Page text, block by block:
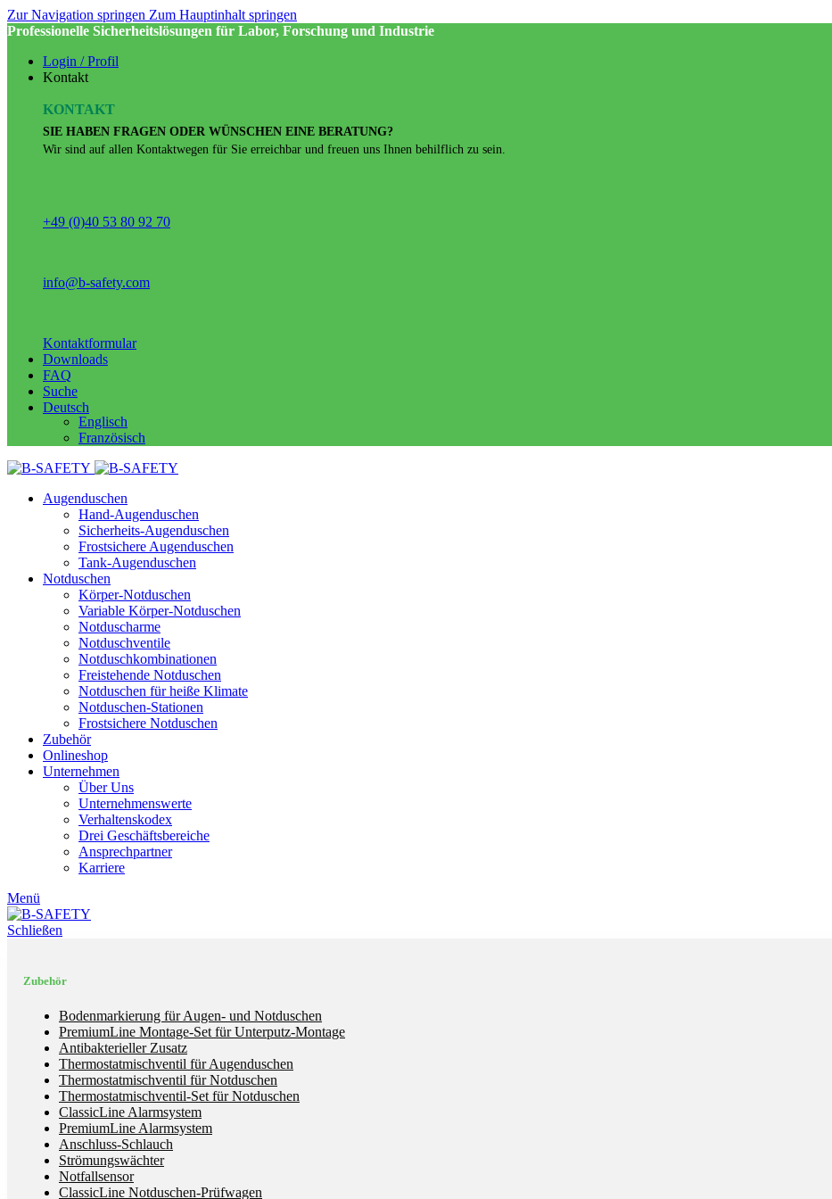
Zur Navigation springen Zum Hauptinhalt springen
Professionelle Sicherheitslösungen für Labor, Forschung und Industrie
Login / Profil
Kontakt
KONTAKT
SIE HABEN FRAGEN ODER WÜNSCHEN EINE BERATUNG?
Wir sind auf allen Kontaktwegen für Sie erreichbar und freuen uns Ihnen behilflich zu sein.
+49 (0)40 53 80 92 70
info@b-safety.com
Kontaktformular
Downloads
FAQ
Suche
Deutsch
Englisch
Französisch
Augenduschen
Hand-Augenduschen
Sicherheits-Augenduschen
Frostsichere Augenduschen
Tank-Augenduschen
Notduschen
Körper-Notduschen
Variable Körper-Notduschen
Notduscharme
Notduschventile
Notduschkombinationen
Freistehende Notduschen
Notduschen für heiße Klimate
Notduschen-Stationen
Frostsichere Notduschen
Zubehör
Onlineshop
Unternehmen
Über Uns
Unternehmenswerte
Verhaltenskodex
Drei Geschäftsbereiche
Ansprechpartner
Karriere
Menü
Schließen
Zubehör
Bodenmarkierung für Augen- und Notduschen
PremiumLine Montage-Set für Unterputz-Montage
Antibakterieller Zusatz
Thermostatmischventil für Augenduschen
Thermostatmischventil für Notduschen
Thermostatmischventil-Set für Notduschen
ClassicLine Alarmsystem
PremiumLine Alarmsystem
Anschluss-Schlauch
Strömungswächter
Notfallsensor
ClassicLine Notduschen-Prüfwagen